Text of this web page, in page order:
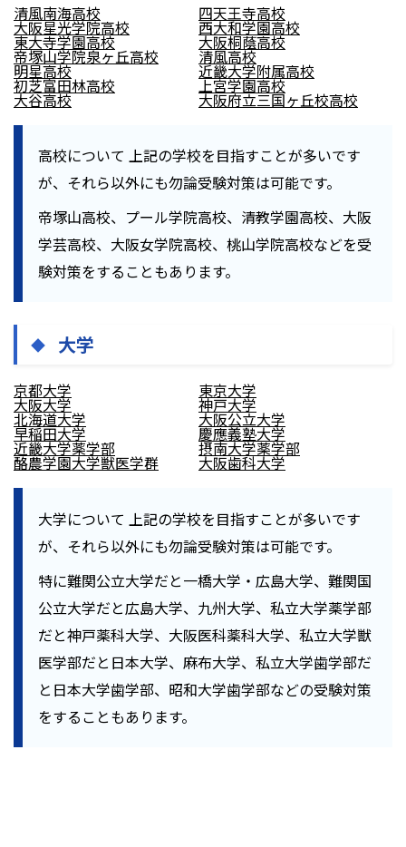
清風南海高校 四天王寺高校
大阪星光学院高校 西大和学園高校
東大寺学園高校 大阪桐蔭高校
帝塚山学院泉ヶ丘高校 清風高校
明星高校 近畿大学附属高校
初芝富田林高校 上宮学園高校
大谷高校 大阪府立三国ヶ丘校高校
高校について 上記の学校を目指すことが多いです
が、それら以外にも勿論受験対策は可能です。
帝塚山高校、プール学院高校、清教学園高校、大阪
学芸高校、大阪女学院高校、桃山学院高校などを受
験対策をすることもあります。
大学
京都大学 東京大学
大阪大学 神戸大学
北海道大学 大阪公立大学
早稲田大学 慶應義塾大学
近畿大学薬学部 摂南大学薬学部
酪農学園大学獣医学群 大阪歯科大学
大学について 上記の学校を目指すことが多いです
が、それら以外にも勿論受験対策は可能です。
特に難関公立大学だと一橋大学・広島大学、難関国
公立大学だと広島大学、九州大学、私立大学薬学部
だと神戸薬科大学、大阪医科薬科大学、私立大学獣
医学部だと日本大学、麻布大学、私立大学歯学部だ
と日本大学歯学部、昭和大学歯学部などの受験対策
をすることもあります。